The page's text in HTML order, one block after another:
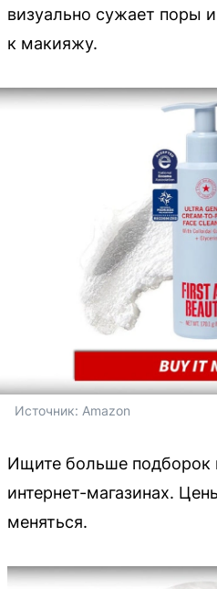
визуально сужает поры
к макияжу.
Источник: Amazon
Ищите больше подборок
интернет-магазинах.
меняться.